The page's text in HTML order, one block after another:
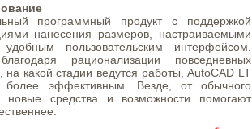
программный продукт с поддержкой
нанесения размеров, настраиваемыми
пользовательским интерфейсом.
рационализации повседневных
на какой стадии ведутся работы, AutoCAD LT
более эффективным. Везде, от обычного
новые средства и возможности помогают